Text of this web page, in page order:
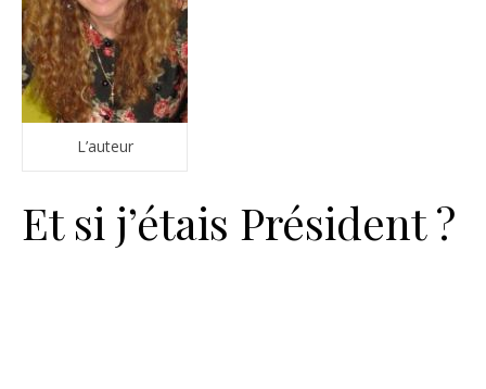
L’auteur
Et si j’étais Président ?